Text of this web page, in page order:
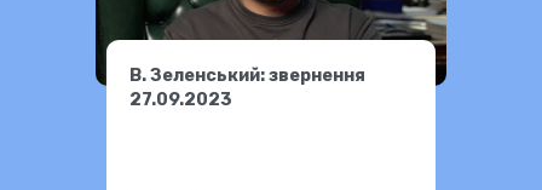
В. Зеленський: звернення
27.09.2023